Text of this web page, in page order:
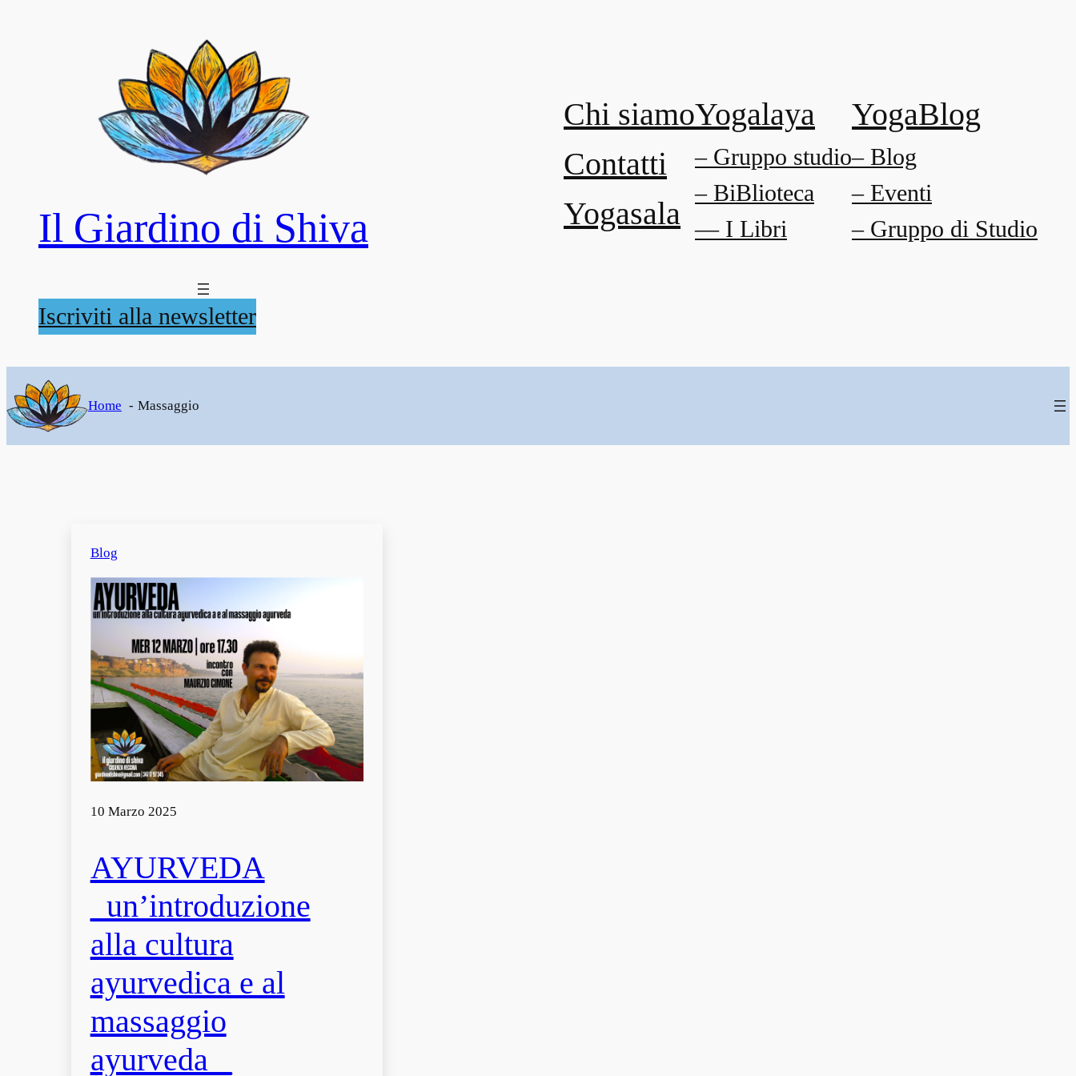
Il Giardino di Shiva
Chi siamo
Contatti
Yogasala
Yogalaya
– Gruppo studio
– BiBlioteca
— I Libri
YogaBlog
– Blog
– Eventi
– Gruppo di Studio
Iscriviti alla newsletter
Home Massaggio
Blog
10 Marzo 2025
AYURVEDA
_un’introduzione
alla cultura
ayurvedica e al
massaggio
ayurveda _